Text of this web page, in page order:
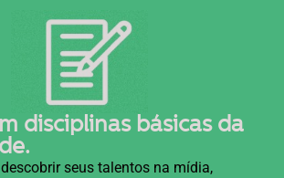
disciplinas básicas da
seus talentos na mídia,